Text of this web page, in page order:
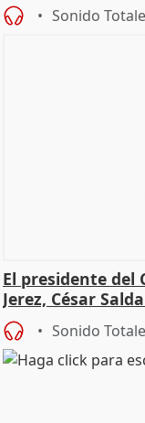
Sonido
El presidente del
Jerez, César
Sonido